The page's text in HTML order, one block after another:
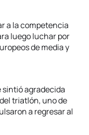
a la competencia
luego luchar por
de media y
sintió agradecida
triatlón, uno de
a regresar al